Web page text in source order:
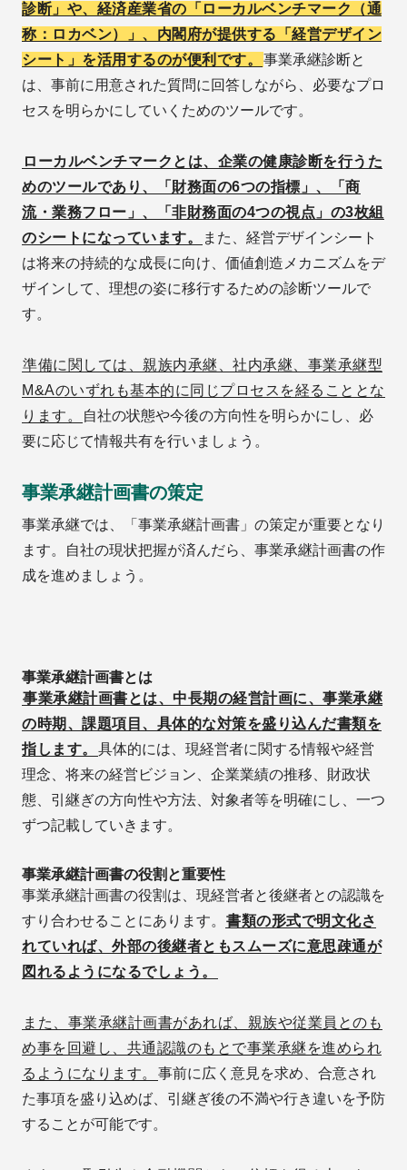
診断」や、経済産業省の「ローカルベンチマーク（通
称：ロカベン）」、内閣府が提供する「経営デザイン
シート」を活用するのが便利です。
事業承継診断と
は、事前に用意された質問に回答しながら、必要なプロ
セスを明らかにしていくためのツールです。
ローカルベンチマークとは、企業の健康診断を行うた
めのツールであり、「財務面の6つの指標」、「商
流・業務フロー」、「非財務面の4つの視点」の3枚組
のシートになっています。
また、経営デザインシート
は将来の持続的な成長に向け、価値創造メカニズムをデ
ザインして、理想の姿に移行するための診断ツールで
す。
準備に関しては、親族内承継、社内承継、事業承継型
M&Aのいずれも基本的に同じプロセスを経ることとな
ります。
自社の状態や今後の方向性を明らかにし、必
要に応じて情報共有を行いましょう。
事業承継計画書の策定
事業承継では、「事業承継計画書」の策定が重要となり
ます。自社の現状把握が済んだら、事業承継計画書の作
成を進めましょう。
事業承継計画書とは
事業承継計画書とは、中長期の経営計画に、事業承継
の時期、課題項目、具体的な対策を盛り込んだ書類を
指します。 具体的には、現経営者に関する情報や経営
理念、将来の経営ビジョン、企業業績の推移、財政状
態、引継ぎの方向性や方法、対象者等を明確にし、一つ
ずつ記載していきます。
事業承継計画書の役割と重要性
事業承継計画書の役割は、現経営者と後継者との認識を
すり合わせることにあります。 書類の形式で明文化さ
れていれば、外部の後継者ともスムーズに意思疎通が
図れるようになるでしょう。
また、事業承継計画書があれば、親族や従業員とのも
め事を回避し、共通認識のもとで事業承継を進められ
るようになります。 事前に広く意見を求め、合意され
た事項を盛り込めば、引継ぎ後の不満や行き違いを予防
することが可能です。